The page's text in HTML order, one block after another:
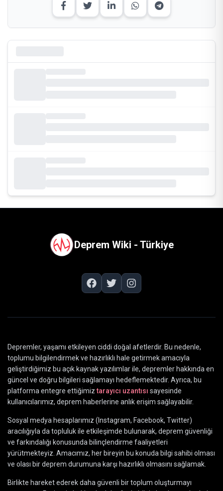
Deprem Wiki - Türkiye
Depremler, yaşamı etkileyen ciddi doğal afetlerdir. Bu nedenle,
toplumu bilgilendirmek ve hazırlıklı hale getirmek amacıyla
geliştirdiğimiz bu açık kaynak yazılımlar ile, depremler hakkında en
güncel ve doğru bilgileri sağlamayı hedeflemektedir. Ayrıca, bu
platforma entegre ettiğimiz tarayıcı uzantısı sayesinde
kullanıcılarımız, deprem haberlerine anlık erişim sağlayabilir.
Sosyal medya hesaplarımız (Instagram, Facebook, Twitter)
aracılığıyla da topluluk ile etkileşimde bulunarak, deprem güvenliği
ve farkındalığı konusunda bilinçlendirme faaliyetleri
yürütmekteyiz. Amacımız, her bireyin bu konuda bilgi sahibi olması
ve olası bir deprem durumuna karşı hazırlıklı olmasını sağlamak.
Birlikte hareket ederek daha güvenli bir toplum oluşturmayı